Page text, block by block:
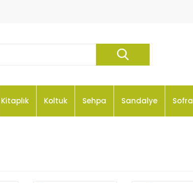
Kitaplık Koltuk Sehpa Sandalye Sofra